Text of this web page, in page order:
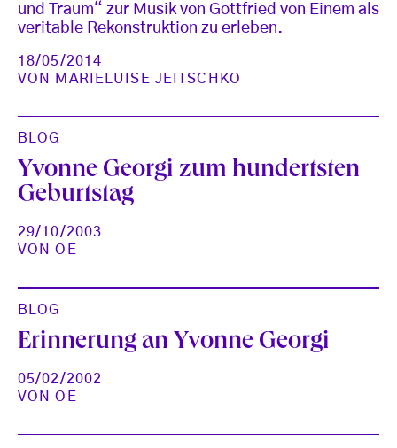
und Traum“ zur Musik von Gottfried von Einem als
veritable Rekonstruktion zu erleben.
18/05/2014
VON MARIELUISE JEITSCHKO
BLOG
Yvonne Georgi zum hundertsten
Geburtstag
29/10/2003
VONOE
BLOG
Erinnerung an Yvonne Georgi
05/02/2002
VONOE